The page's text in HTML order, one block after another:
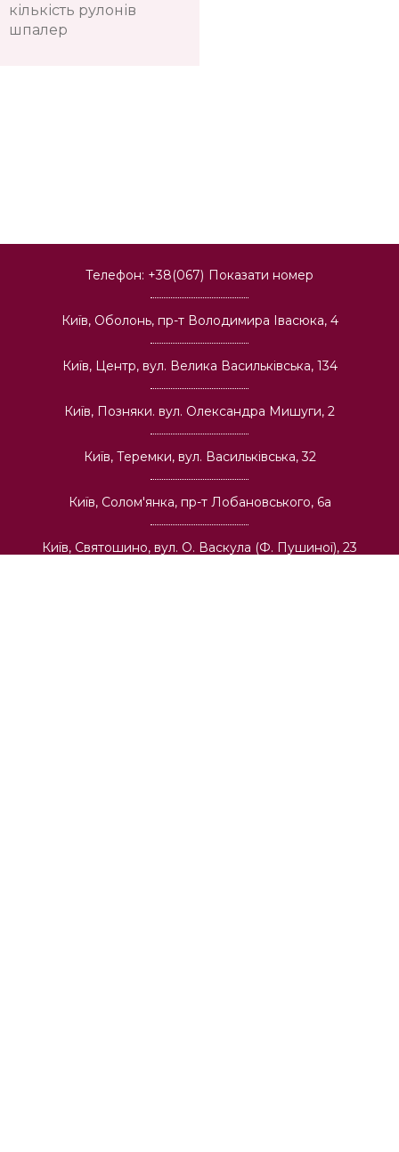
кількість рулонів
шпалер
Телефон: +38(067) Показати номер
Київ, Оболонь, пр-т Володимира Івасюка, 4
Київ, Центр, вул. Велика Васильківська, 134
Київ, Позняки. вул. Олександра Мишуги, 2
Київ, Теремки, вул. Васильківська, 32
Київ, Солом'янка, пр-т Лобановського, 6а
Київ, Святошино, вул. О. Васкула (Ф. Пушиної), 23